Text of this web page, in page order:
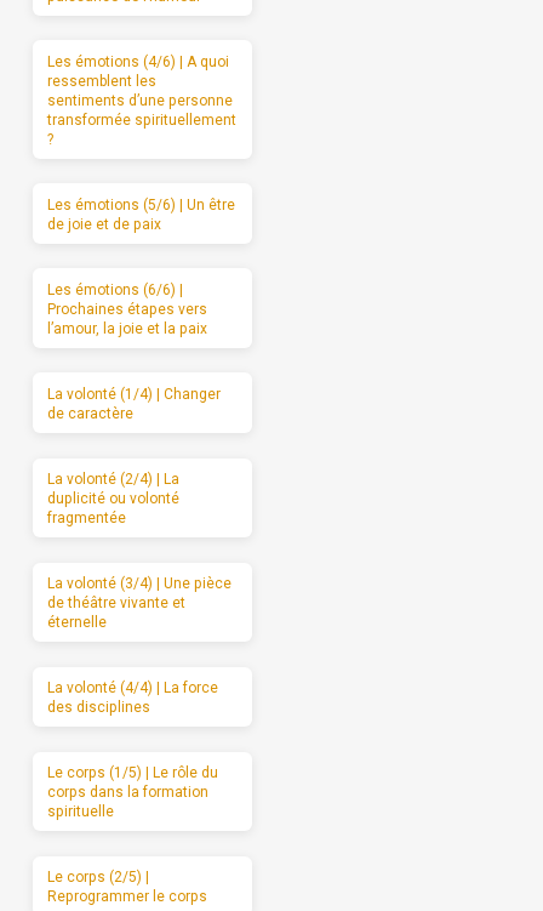
Les émotions (4/6) | A quoi
ressemblent les
sentiments d’une personne
transformée spirituellement
?
Les émotions (5/6) | Un être
de joie et de paix
Les émotions (6/6) |
Prochaines étapes vers
l’amour, la joie et la paix
La volonté (1/4) | Changer
de caractère
La volonté (2/4) | La
duplicité ou volonté
fragmentée
La volonté (3/4) | Une pièce
de théâtre vivante et
éternelle
La volonté (4/4) | La force
des disciplines
Le corps (1/5) | Le rôle du
corps dans la formation
spirituelle
Le corps (2/5) |
Reprogrammer le corps